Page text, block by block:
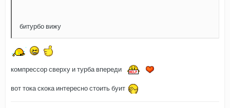
битурбо вижу
компрессор сверху и турба впереди
вот тока скока интересно стоить буит